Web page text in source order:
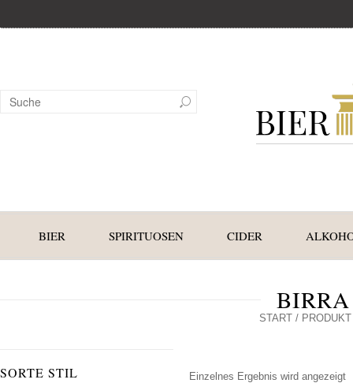
BIER SPIRITUOSEN CIDER
START /
SORTE STIL Einzelnes Ergebnis wird angezeigt